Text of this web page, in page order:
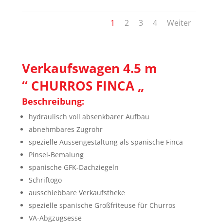
1 2 3 4 Weiter
Verkaufswagen 4.5 m
“ CHURROS FINCA „
Beschreibung:
hydraulisch voll absenkbarer Aufbau
abnehmbares Zugrohr
spezielle Aussengestaltung als spanische Finca
Pinsel-Bemalung
spanische GFK-Dachziegeln
Schriftogo
ausschiebbare Verkaufstheke
spezielle spanische Großfriteuse für Churros
VA-Abgzugsesse